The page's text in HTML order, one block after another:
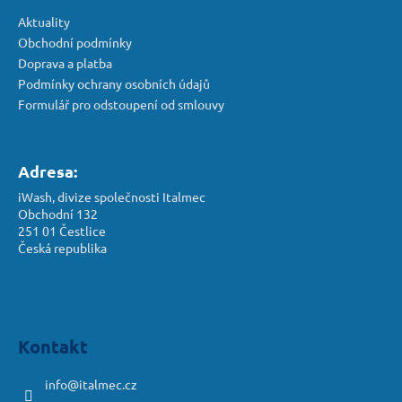
Aktuality
Obchodní podmínky
Doprava a platba
Podmínky ochrany osobních údajů
Formulář pro odstoupení od smlouvy
Adresa:
iWash, divize společnosti Italmec
Obchodní 132
251 01 Čestlice
Česká republika
Kontakt
info@italmec.cz